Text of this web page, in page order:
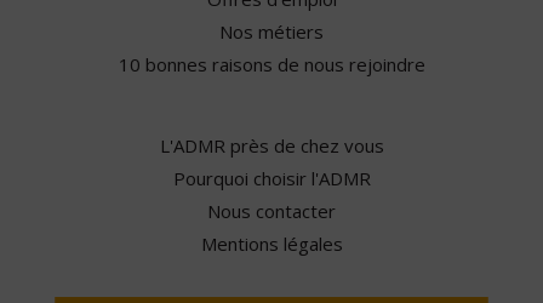
Nos métiers
10 bonnes raisons de nous rejoindre
L'ADMR près de chez vous
Pourquoi choisir l'ADMR
Nous contacter
Mentions légales